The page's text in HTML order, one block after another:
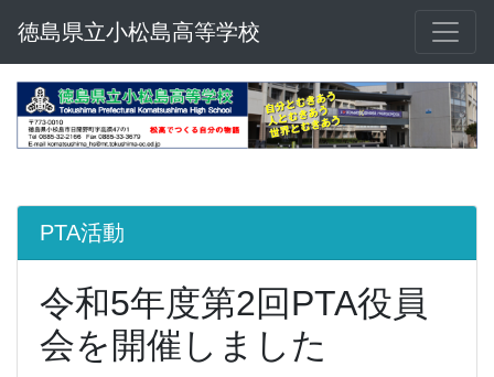
徳島県立小松島高等学校
PTA活動
令和5年度第2回PTA役員
会を開催しました